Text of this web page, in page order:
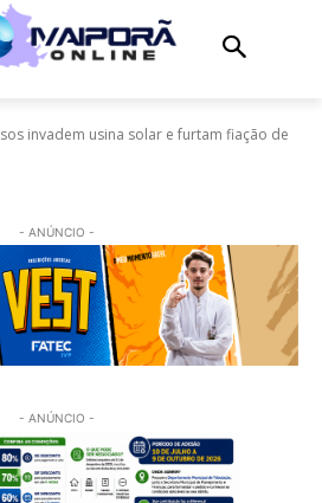
invadem usina solar e furtam fiação de
- ANÚNCIO -
- ANÚNCIO -